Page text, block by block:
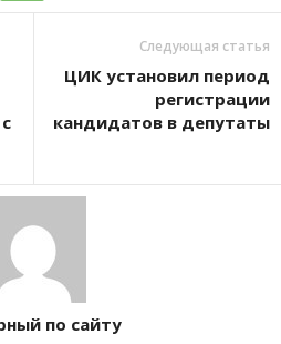
Следующая статья
ЦИК установил период
регистрации
кандидатов в депутаты
по сайту